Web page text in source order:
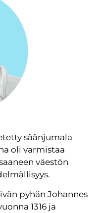
säänjumala
oli varmistaa
väestön
pyhän Johannes
1316 ja